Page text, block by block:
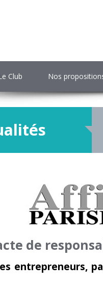
Club Nos
de
entrepreneurs,